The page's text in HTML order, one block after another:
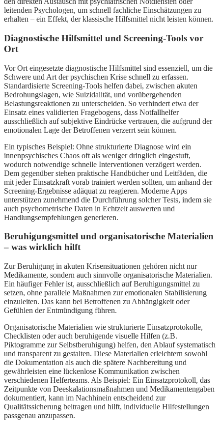
leitenden Psychologen, um schnell fachliche Einschätzungen zu
erhalten – ein Effekt, der klassische Hilfsmittel nicht leisten können.
Diagnostische Hilfsmittel und Screening-Tools vor
Ort
Vor Ort eingesetzte diagnostische Hilfsmittel sind essenziell, um die
Schwere und Art der psychischen Krise schnell zu erfassen.
Standardisierte Screening-Tools helfen dabei, zwischen akuten
Bedrohungslagen, wie Suizidalität, und vorübergehenden
Belastungsreaktionen zu unterscheiden. So verhindert etwa der
Einsatz eines validierten Fragebogens, dass Notfallhelfer
ausschließlich auf subjektive Eindrücke vertrauen, die aufgrund der
emotionalen Lage der Betroffenen verzerrt sein können.
Ein typisches Beispiel: Ohne strukturierte Diagnose wird ein
innenpsychisches Chaos oft als weniger dringlich eingestuft,
wodurch notwendige schnelle Interventionen verzögert werden.
Dem gegenüber stehen praktische Handbücher und Leitfäden, die
mit jeder Einsatzkraft vorab trainiert werden sollten, um anhand der
Screening-Ergebnisse adäquat zu reagieren. Moderne Apps
unterstützen zunehmend die Durchführung solcher Tests, indem sie
auch psychometrische Daten in Echtzeit auswerten und
Handlungsempfehlungen generieren.
Beruhigungsmittel und organisatorische Materialien
– was wirklich hilft
Zur Beruhigung in akuten Krisensituationen gehören nicht nur
Medikamente, sondern auch sinnvolle organisatorische Materialien.
Ein häufiger Fehler ist, ausschließlich auf Beruhigungsmittel zu
setzen, ohne parallele Maßnahmen zur emotionalen Stabilisierung
einzuleiten. Das kann bei Betroffenen zu Abhängigkeit oder
Gefühlen der Entmündigung führen.
Organisatorische Materialien wie strukturierte Einsatzprotokolle,
Checklisten oder auch beruhigende visuelle Hilfen (z.B.
Piktogramme zur Selbstberuhigung) helfen, den Ablauf systematisch
und transparent zu gestalten. Diese Materialien erleichtern sowohl
die Dokumentation als auch die spätere Nachbereitung und
gewährleisten eine lückenlose Kommunikation zwischen
verschiedenen Helferteams. Als Beispiel: Ein Einsatzprotokoll, das
Zeitpunkte von Deeskalationsmaßnahmen und Medikamentengaben
dokumentiert, kann im Nachhinein entscheidend zur
Qualitätssicherung beitragen und hilft, individuelle Hilfestellungen
passgenau anzupassen.